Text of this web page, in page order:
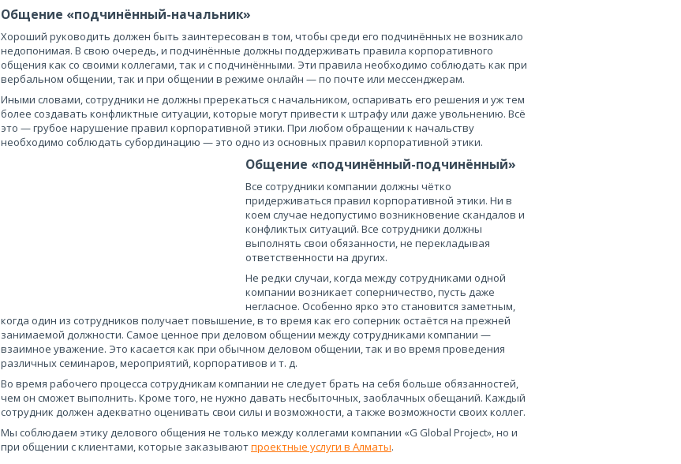
Общение «подчинённый-начальник»
Хороший руководить должен быть заинтересован в том, чтобы среди его подчинённых не возникало
недопонимая. В свою очередь, и подчинённые должны поддерживать правила корпоративного
общения как со своими коллегами, так и с подчинёнными. Эти правила необходимо соблюдать как при
вербальном общении, так и при общении в режиме онлайн — по почте или мессенджерам.
Иными словами, сотрудники не должны пререкаться с начальником, оспаривать его решения и уж тем
более создавать конфликтные ситуации, которые могут привести к штрафу или даже увольнению. Всё
это — грубое нарушение правил корпоративной этики. При любом обращении к начальству
необходимо соблюдать субординацию — это одно из основных правил корпоративной этики.
Общение «подчинённый-подчинённый»
Все сотрудники компании должны чётко
придерживаться правил корпоративной этики. Ни в
коем случае недопустимо возникновение скандалов и
конфликтых ситуаций. Все сотрудники должны
выполнять свои обязанности, не перекладывая
ответственности на других.
Не редки случаи, когда между сотрудниками одной
компании возникает соперничество, пусть даже
негласное. Особенно ярко это становится заметным,
когда один из сотрудников получает повышение, в то время как его соперник остаётся на прежней
занимаемой должности. Самое ценное при деловом общении между сотрудниками компании —
взаимное уважение. Это касается как при обычном деловом общении, так и во время проведения
различных семинаров, мероприятий, корпоративов и т. д.
Во время рабочего процесса сотрудникам компании не следует брать на себя больше обязанностей,
чем он сможет выполнить. Кроме того, не нужно давать несбыточных, заоблачных обещаний. Каждый
сотрудник должен адекватно оценивать свои силы и возможности, а также возможности своих коллег.
Мы соблюдаем этику делового общения не только между коллегами компании «G Global Project», но и
при общении с клиентами, которые заказываютпроектные услуги в Алматы.